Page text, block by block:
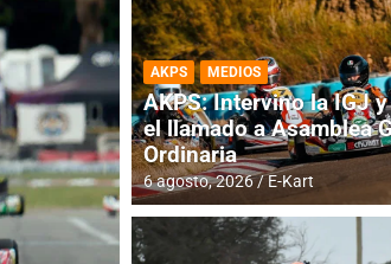
AKPS MEDIOS
AKPS: Intervino la IGJ
el llamado a Asamblea
Ordinaria
6 agosto, 2026 E-Kart